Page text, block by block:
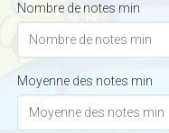
Nombre de notes min
Moyenne des notes min